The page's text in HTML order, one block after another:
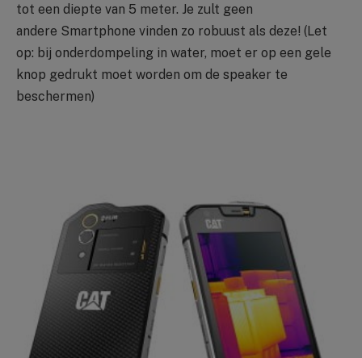
tot een diepte van 5 meter. Je zult geen
andere Smartphone vinden zo robuust als deze! (Let
op: bij onderdompeling in water, moet er op een gele
knop gedrukt moet worden om de speaker te
beschermen)